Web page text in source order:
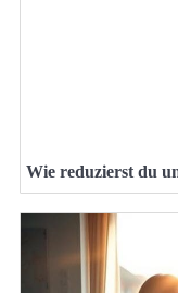
Wie reduzierst du